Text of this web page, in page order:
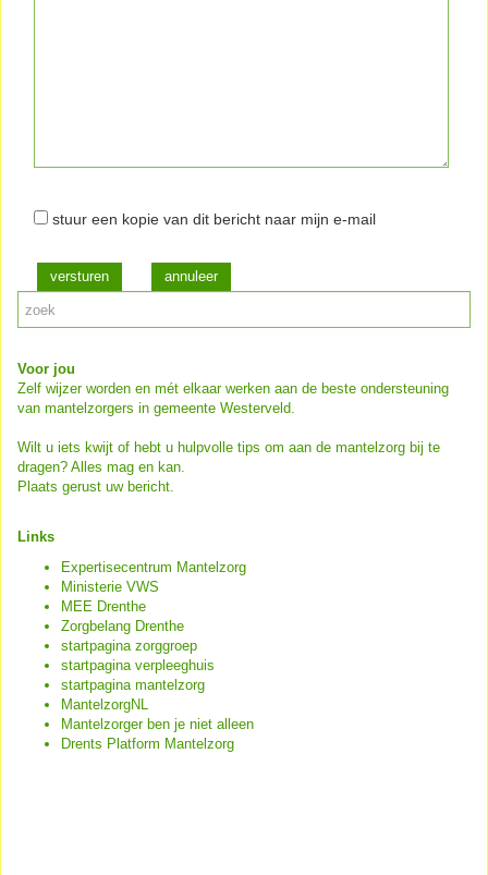
stuur een kopie van dit bericht naar mijn e-mail
versturen
Voor jou
Zelf wijzer worden en mét elkaar werken aan de beste ondersteuning
van mantelzorgers in gemeente Westerveld.
Wilt u iets kwijt of hebt u hulpvolle tips om aan de mantelzorg bij te
dragen? Alles mag en kan.
Plaats gerust uw bericht.
Links
Expertisecentrum Mantelzorg
Ministerie VWS
MEE Drenthe
Zorgbelang Drenthe
startpagina zorggroep
startpagina verpleeghuis
startpagina mantelzorg
MantelzorgNL
Mantelzorger ben je niet alleen
Drents Platform Mantelzorg